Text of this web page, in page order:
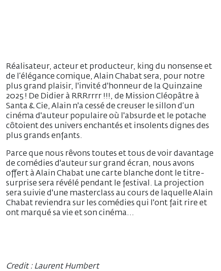
Réalisateur, acteur et producteur, king du nonsense et
de l’élégance comique, Alain Chabat sera, pour notre
plus grand plaisir, l'invité d'honneur de la Quinzaine
2025 ! De Didier à RRRrrrr !!!, de Mission Cléopâtre à
Santa & Cie, Alain n'a cessé de creuser le sillon d’un
cinéma d'auteur populaire où l'absurde et le potache
côtoient des univers enchantés et insolents dignes des
plus grands enfants.
Parce que nous rêvons toutes et tous de voir davantage
de comédies d'auteur sur grand écran, nous avons
offert à Alain Chabat une carte blanche dont le titre-
surprise sera révélé pendant le festival. La projection
sera suivie d'une masterclass au cours de laquelle Alain
Chabat reviendra sur les comédies qui l'ont fait rire et
ont marqué sa vie et son cinéma...
Credit : Laurent Humbert